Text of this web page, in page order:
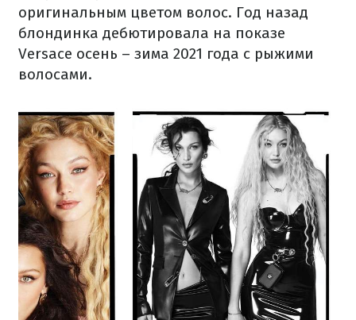
оригинальным цветом волос. Год назад
блондинка дебютировала на показе
Versacе осень – зима 2021 года с рыжими
волосами.